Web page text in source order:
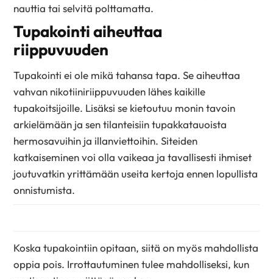
nauttia tai selvitä polttamatta.
Tupakointi aiheuttaa
riippuvuuden
Tupakointi ei ole mikä tahansa tapa. Se aiheuttaa
vahvan nikotiiniriippuvuuden lähes kaikille
tupakoitsijoille. Lisäksi se kietoutuu monin tavoin
arkielämään ja sen tilanteisiin tupakkatauoista
hermosavuihin ja illanviettoihin. Siteiden
katkaiseminen voi olla vaikeaa ja tavallisesti ihmiset
joutuvatkin yrittämään useita kertoja ennen lopullista
onnistumista.
Koska tupakointiin opitaan, siitä on myös mahdollista
oppia pois. Irrottautuminen tulee mahdolliseksi, kun